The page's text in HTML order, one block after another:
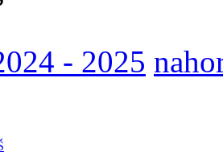
- 2025